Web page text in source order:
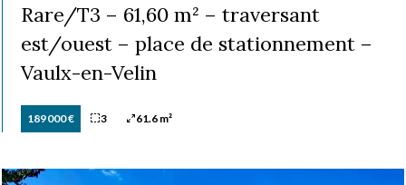
Rare/T3 – 61,60 m² – traversant
est/ouest – place de stationnement –
Vaulx-en-Velin
189 000 € 3 61.6 m²